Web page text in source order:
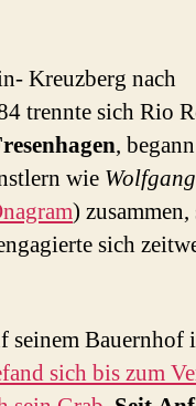
Kreuzberg nach
trennte sich Rio
,
wie Wolfgang
)
sich
seinem Bauernhof
sich bis zum